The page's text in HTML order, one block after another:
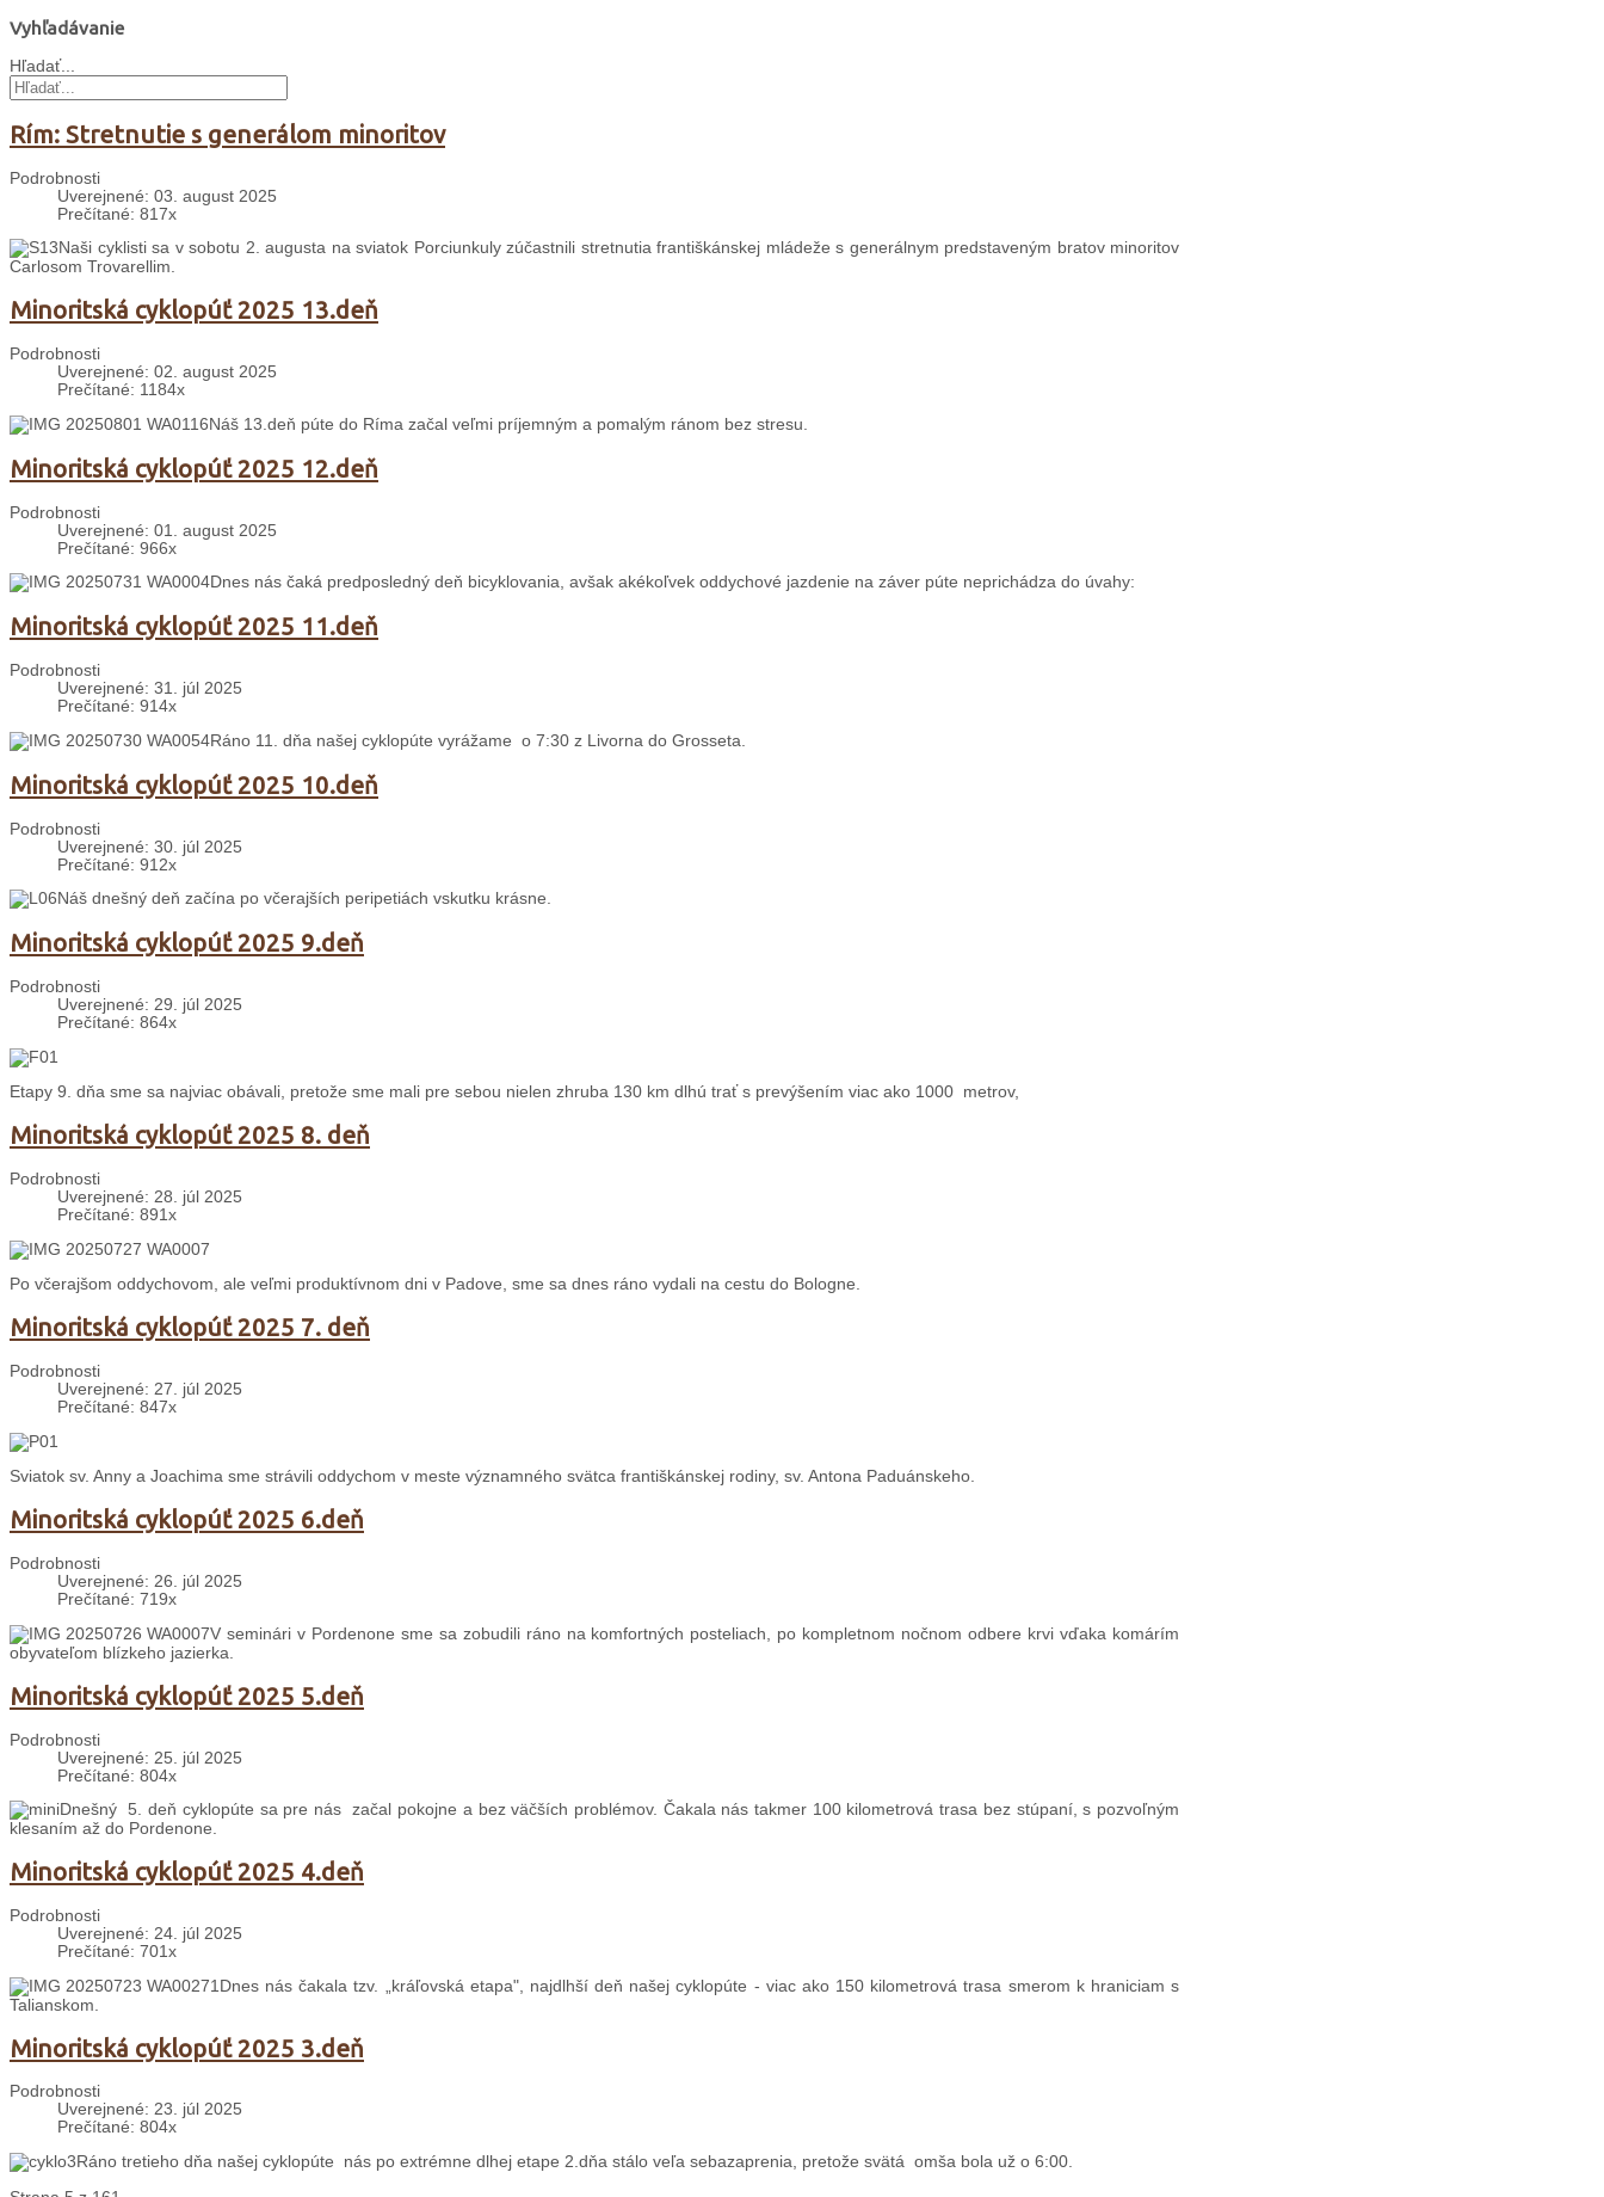
Vyhľadávanie
Hľadať...
Rím: Stretnutie s generálom minoritov
Podrobnosti
Uverejnené: 03. august 2025
Prečítané: 817x
Naši cyklisti sa v sobotu 2. augusta na sviatok Porciunkuly zúčastnili stretnutia františkánskej mládeže s generálnym predstaveným bratov minoritov
Carlosom Trovarellim.
Minoritská cyklopúť 2025 13.deň
Podrobnosti
Uverejnené: 02. august 2025
Prečítané: 1184x
Náš 13.deň púte do Ríma začal veľmi príjemným a pomalým ránom bez stresu.
Minoritská cyklopúť 2025 12.deň
Podrobnosti
Uverejnené: 01. august 2025
Prečítané: 966x
Dnes nás čaká predposledný deň bicyklovania, avšak akékoľvek oddychové jazdenie na záver púte neprichádza do úvahy:
Minoritská cyklopúť 2025 11.deň
Podrobnosti
Uverejnené: 31. júl 2025
Prečítané: 914x
Ráno 11. dňa našej cyklopúte vyrážame o 7:30 z Livorna do Grosseta.
Minoritská cyklopúť 2025 10.deň
Podrobnosti
Uverejnené: 30. júl 2025
Prečítané: 912x
Náš dnešný deň začína po včerajších peripetiách vskutku krásne.
Minoritská cyklopúť 2025 9.deň
Podrobnosti
Uverejnené: 29. júl 2025
Prečítané: 864x
Etapy 9. dňa sme sa najviac obávali, pretože sme mali pre sebou nielen zhruba 130 km dlhú trať s prevýšením viac ako 1000 metrov,
Minoritská cyklopúť 2025 8. deň
Podrobnosti
Uverejnené: 28. júl 2025
Prečítané: 891x
Po včerajšom oddychovom, ale veľmi produktívnom dni v Padove, sme sa dnes ráno vydali na cestu do Bologne.
Minoritská cyklopúť 2025 7. deň
Podrobnosti
Uverejnené: 27. júl 2025
Prečítané: 847x
Sviatok sv. Anny a Joachima sme strávili oddychom v meste významného svätca františkánskej rodiny, sv. Antona Paduánskeho.
Minoritská cyklopúť 2025 6.deň
Podrobnosti
Uverejnené: 26. júl 2025
Prečítané: 719x
V seminári v Pordenone sme sa zobudili ráno na komfortných posteliach, po kompletnom nočnom odbere krvi vďaka komárím
obyvateľom blízkeho jazierka.
Minoritská cyklopúť 2025 5.deň
Podrobnosti
Uverejnené: 25. júl 2025
Prečítané: 804x
Dnešný 5. deň cyklopúte sa pre nás začal pokojne a bez väčších problémov. Čakala nás takmer 100 kilometrová trasa bez stúpaní, s pozvoľným
klesaním až do Pordenone.
Minoritská cyklopúť 2025 4.deň
Podrobnosti
Uverejnené: 24. júl 2025
Prečítané: 701x
Dnes nás čakala tzv. „kráľovská etapa", najdlhší deň našej cyklopúte - viac ako 150 kilometrová trasa smerom k hraniciam s
Talianskom.
Minoritská cyklopúť 2025 3.deň
Podrobnosti
Uverejnené: 23. júl 2025
Prečítané: 804x
Ráno tretieho dňa našej cyklopúte nás po extrémne dlhej etape 2.dňa stálo veľa sebazaprenia, pretože svätá omša bola už o 6:00.